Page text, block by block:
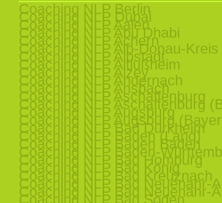
Coaching NLP Berlin
Coaching NLP Dubai
Coaching NLP Aalen
Coaching NLP Abu Dhabi
Coaching NLP Achern
Coaching NLP Alb-Donau-Kreis
Coaching NLP Albstadt
Coaching NLP Altlußheim
Coaching NLP Alzey
Coaching NLP Andernach
Coaching NLP Ansbach
Coaching NLP Aschaffenburg
Coaching NLP Aschaffenburg
Coaching NLP Augsburg
Coaching NLP Augsburg
Coaching NLP Bad Dürkheim
Coaching NLP Baden (Land)
Coaching NLP Baden Baden
Coaching NLP Baden-
Coaching NLP Bad Homburg
Coaching NLP Bad König
Coaching NLP Bad Kreuznach
Coaching NLP Bad Neuenahr-
Coaching NLP Bad Neuenahr-
Coaching NLP Bad Soden